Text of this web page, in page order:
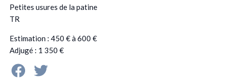
Petites usures de la patine
TR
Estimation : 450 € à 600 €
Adjugé : 1 350 €